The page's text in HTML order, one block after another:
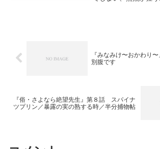
『みなみけ〜おかわり
別腹です
『俗・さよなら絶望先生』第８話 スパイナ
ツプリン／暴露の実の熟する時／半分捕物帖